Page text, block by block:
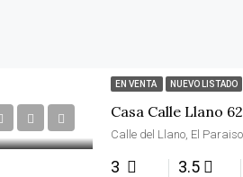
EN VENTA NUEVO LISTADO
Casa Calle Llano 62
3 3.5